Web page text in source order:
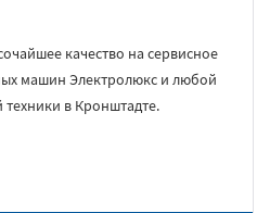
качество на сервисное
машин Электролюкс и любой
в Кронштадте.